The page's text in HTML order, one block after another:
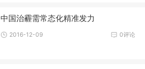
中国治霾需常态化精准发力
0评论
2016-12-09